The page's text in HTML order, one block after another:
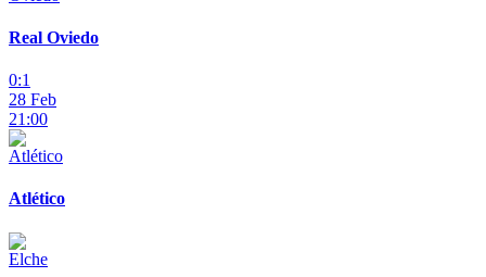
Real Oviedo
0:1
28 Feb
21:00
Atlético